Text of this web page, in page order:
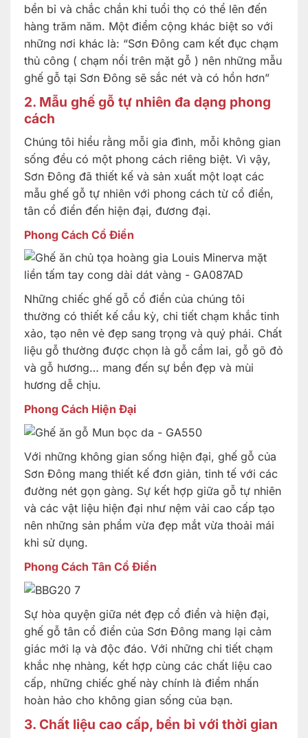
bền bỉ và chắc chắn khi tuổi thọ có thể lên đến
hàng trăm năm. Một điểm cộng khác biệt so với
những nơi khác là: “Sơn Đông cam kết đục chạm
thủ công ( chạm nổi trên mặt gỗ ) nên những mẫu
ghế gỗ tại Sơn Đông sẽ sắc nét và có hồn hơn”
2. Mẫu ghế gỗ tự nhiên đa dạng phong
cách
Chúng tôi hiểu rằng mỗi gia đình, mỗi không gian
sống đều có một phong cách riêng biệt. Vì vậy,
Sơn Đông đã thiết kế và sản xuất một loạt các
mẫu ghế gỗ tự nhiên với phong cách từ cổ điển,
tân cổ điển đến hiện đại, đương đại.
Phong Cách Cổ Điển
Những chiếc ghế gỗ cổ điển của chúng tôi
thường có thiết kế cầu kỳ, chi tiết chạm khắc tinh
xảo, tạo nên vẻ đẹp sang trọng và quý phái. Chất
liệu gỗ thường được chọn là gỗ cẩm lai, gỗ gõ đỏ
và gỗ hương… mang đến sự bền đẹp và mùi
hương dễ chịu.
Phong Cách Hiện Đại
Với những không gian sống hiện đại, ghế gỗ của
Sơn Đông mang thiết kế đơn giản, tinh tế với các
đường nét gọn gàng. Sự kết hợp giữa gỗ tự nhiên
và các vật liệu hiện đại như nệm vải cao cấp tạo
nên những sản phẩm vừa đẹp mắt vừa thoải mái
khi sử dụng.
Phong Cách Tân Cổ Điển
Sự hòa quyện giữa nét đẹp cổ điển và hiện đại,
ghế gỗ tân cổ điển của Sơn Đông mang lại cảm
giác mới lạ và độc đáo. Với những chi tiết chạm
khắc nhẹ nhàng, kết hợp cùng các chất liệu cao
cấp, những chiếc ghế này chính là điểm nhấn
hoàn hảo cho không gian sống của bạn.
3. Chất liệu cao cấp, bền bỉ với thời gian